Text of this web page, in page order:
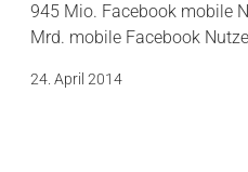
945 Mio. Facebook mobile
Mrd. mobile Facebook
24. April 2014